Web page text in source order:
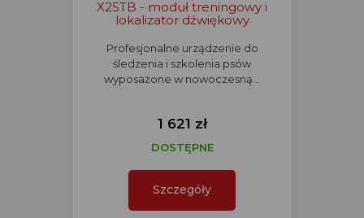
X25TB - moduł treningowy i
lokalizator dźwiękowy
Profesjonalne urządzenie do
śledzenia i szkolenia psów
wyposażone w nowoczesną…
1 621 zł
DOSTĘPNE
Szczegóły